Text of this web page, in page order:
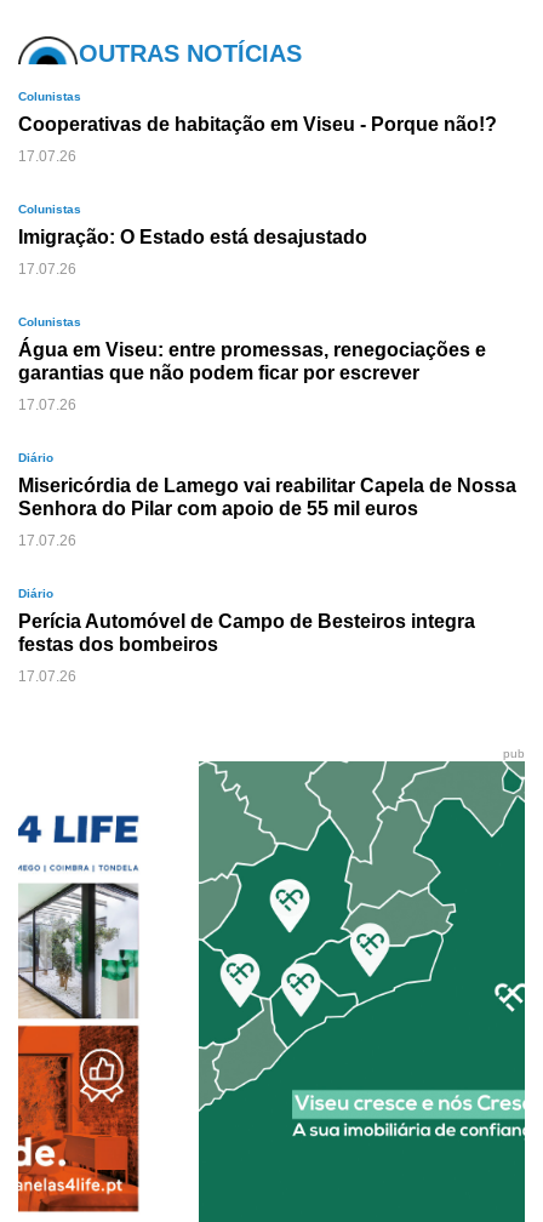
OUTRAS NOTÍCIAS
Colunistas
Cooperativas de habitação em Viseu - Porque não!?
17.07.26
Colunistas
Imigração: O Estado está desajustado
17.07.26
Colunistas
Água em Viseu: entre promessas, renegociações e
garantias que não podem ficar por escrever
17.07.26
Diário
Misericórdia de Lamego vai reabilitar Capela de Nossa
Senhora do Pilar com apoio de 55 mil euros
17.07.26
Diário
Perícia Automóvel de Campo de Besteiros integra
festas dos bombeiros
17.07.26
pub